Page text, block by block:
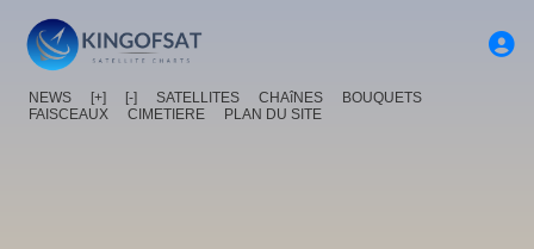
NEWS [+] [-] SATELLITES CHAîNES
BOUQUETS
FAISCEAUX
CIMETIERE PLAN DU SITE